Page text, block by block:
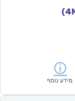
מידע נוסף